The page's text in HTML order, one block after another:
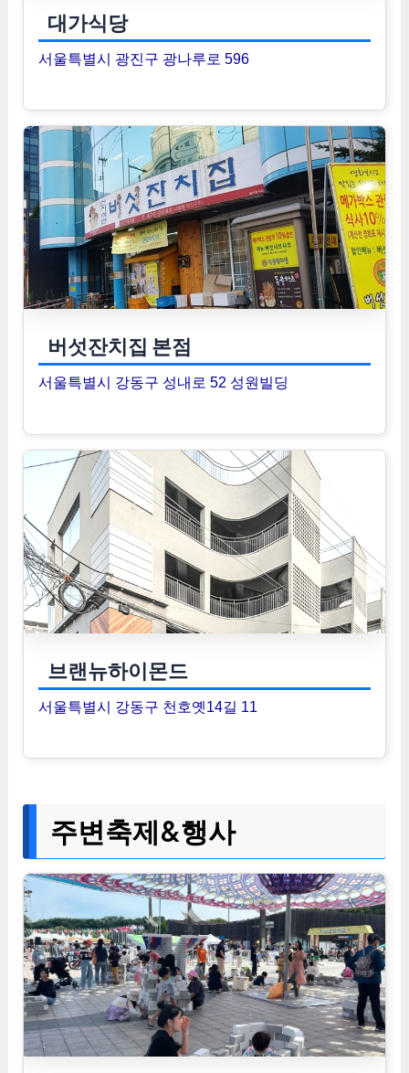
대가식당
서울특별시 광진구 광나루로 596
버섯잔치집 본점
서울특별시 강동구 성내로 52 성원빌딩
브랜뉴하이몬드
서울특별시 강동구 천호옛14길 11
주변축제&행사